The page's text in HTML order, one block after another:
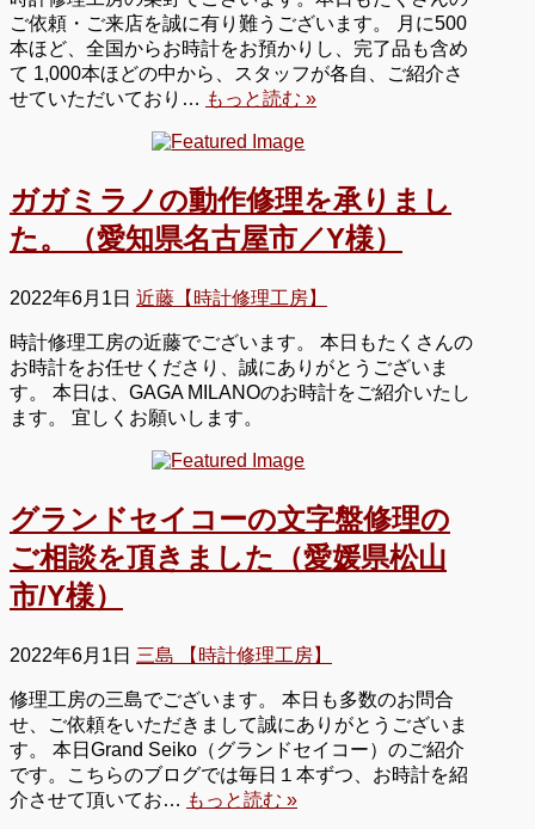
ご依頼・ご来店を誠に有り難うございます。 月に500
本ほど、全国からお時計をお預かりし、完了品も含め
て 1,000本ほどの中から、スタッフが各自、ご紹介さ
せていただいており… もっと読む »
ガガミラノの動作修理を承りまし
た。（愛知県名古屋市／Y様）
2022年6月1日 近藤【時計修理工房】
時計修理工房の近藤でございます。 本日もたくさんの
お時計をお任せくださり、誠にありがとうございま
す。 本日は、GAGA MILANOのお時計をご紹介いたし
ます。 宜しくお願いします。
グランドセイコーの文字盤修理の
ご相談を頂きました（愛媛県松山
市/Y様）
2022年6月1日 三島 【時計修理工房】
修理工房の三島でございます。 本日も多数のお問合
せ、ご依頼をいただきまして誠にありがとうございま
す。 本日Grand Seiko（グランドセイコー）のご紹介
です。こちらのブログでは毎日１本ずつ、お時計を紹
介させて頂いてお… もっと読む »